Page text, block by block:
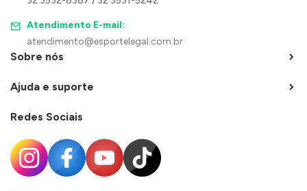
Atendimento E-mail:
atendimento@esportelegal.com.br
Sobre nós
Ajuda e suporte
Redes Sociais